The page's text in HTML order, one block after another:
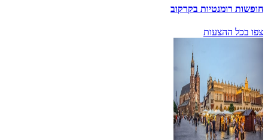
חופשות רומנטיות בקרקוב
צפו בכל ההצעות